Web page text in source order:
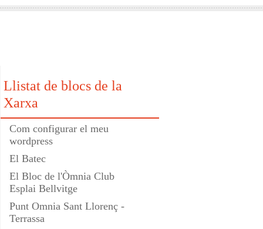
Llistat de blocs de la
Xarxa
Com configurar el meu
wordpress
El Batec
El Bloc de l'Òmnia Club
Esplai Bellvitge
Punt Omnia Sant Llorenç -
Terrassa